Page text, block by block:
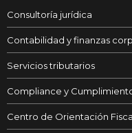
Consultoría jurídica
Contabilidad y finanzas
Servicios tributarios
Compliance y
Centro de Orientación